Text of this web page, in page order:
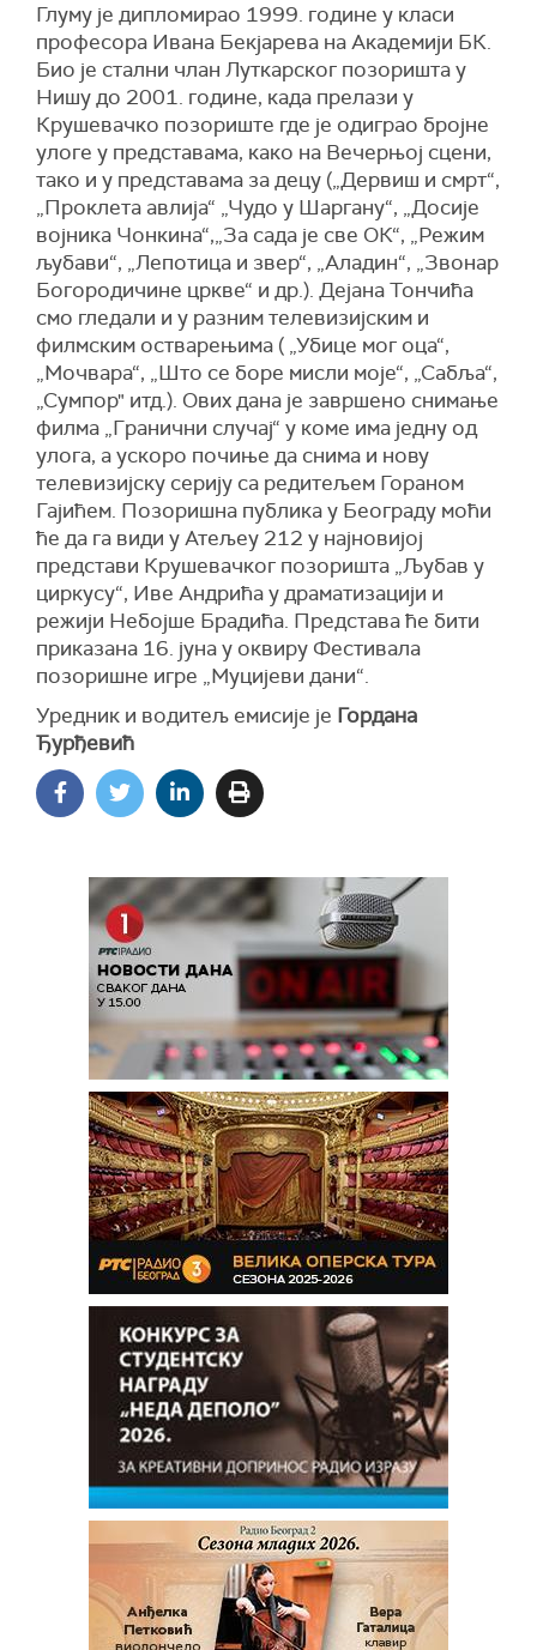
Глуму је дипломирао 1999. године у класи
професора Ивана Бекјарева на Академији БК.
Био је стални члан Луткарског позоришта у
Нишу до 2001. године, када прелази у
Крушевачко позориште где је одиграо бројне
улоге у представама, како на Вечерњој сцени,
тако и у представама за децу („Дервиш и смрт“,
„Проклета авлија“ „Чудо у Шаргану“, „Досије
војника Чонкина“,„За сада је све ОК“, „Режим
љубави“, „Лепотица и звер“, „Аладин“, „Звонар
Богородичине цркве“ и др.). Дејана Тончића
смо гледали и у разним телевизијским и
филмским остварењима ( „Убице мог оца“,
„Мочвара“, „Што се боре мисли моје“, „Сабља“,
„Сумпор" итд.). Ових дана је завршено снимање
филма „Гранични случај“ у коме има једну од
улога, а ускоро почиње да снима и нову
телевизијску серију са редитељем Гораном
Гајићем. Позоришна публика у Београду моћи
ће да га види у Атељеу 212 у најновијој
представи Крушевачког позоришта „Љубав у
циркусу“, Иве Андрића у драматизацији и
режији Небојше Брадића. Представа ће бити
приказана 16. јуна у оквиру Фестивала
позоришне игре „Муцијеви дани“.
Уредник и водитељ емисије је Гордана
Ђурђевић